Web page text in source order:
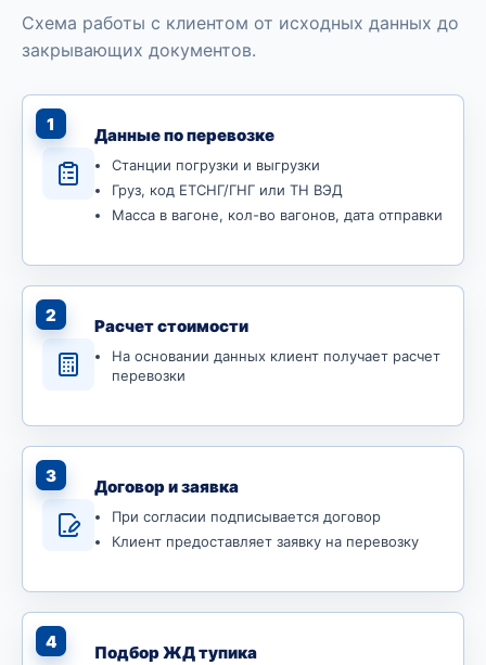
Схема работы с клиентом от исходных данных до
закрывающих документов.
1
Данные по перевозке
Станции погрузки и выгрузки
Груз, код ЕТСНГ/ГНГ или ТН ВЭД
Масса в вагоне, кол-во вагонов, дата отправки
2
Расчет стоимости
На основании данных клиент получает расчет
перевозки
3
Договор и заявка
При согласии подписывается договор
Клиент предоставляет заявку на перевозку
4
Подбор ЖД тупика